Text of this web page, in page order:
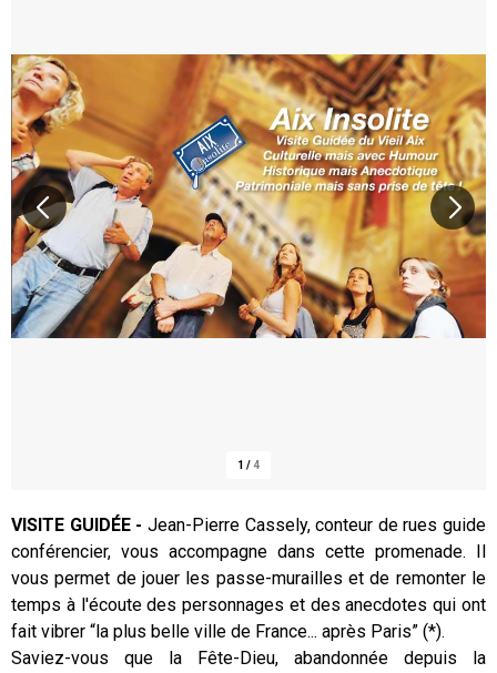
1 /4
Présentation
VISITE GUIDÉE - Jean-Pierre Cassely, conteur de rues guide
conférencier, vous accompagne dans cette promenade. Il
vous permet de jouer les passe-murailles et de remonter le
temps à l'écoute des personnages et des anecdotes qui ont
fait vibrer “la plus belle ville de France... après Paris” (*).
Saviez-vous que la Fête-Dieu, abandonnée depuis la